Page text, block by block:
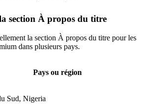
section À propos du titre
la section À propos du titre pour les
dans plusieurs pays.
Pays ou région
Sud, Nigeria